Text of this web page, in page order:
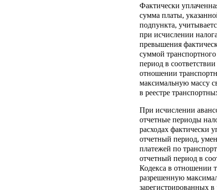
Фактически
сумма платы,
подпункта,
при исчислении
превышения
суммой
период в
отношении
максимальную массу
в реестре
При исчислении
отчетные периоды
расходах фактически
отчетный период,
платежей по
отчетный период в
Кодекса в отношении
разрешенную
зарегистрированных в